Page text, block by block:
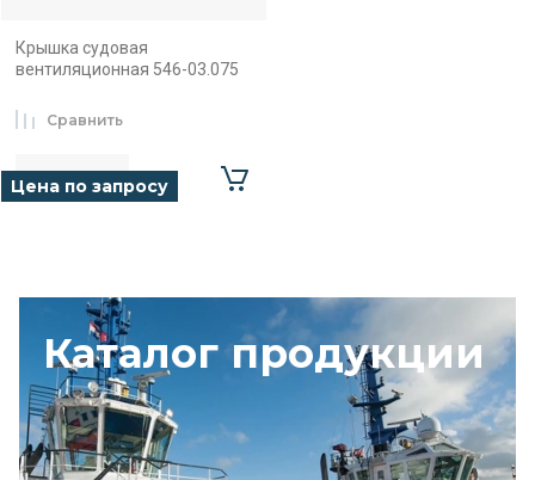
Каталог продукции
Крышка судовая
вентиляционная 546-03.075
Цена по запросу
Сравнить